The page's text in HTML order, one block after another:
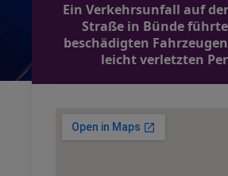
Ein Verkehrsunfall auf
Straße in Bünde
beschädigten
leicht verletzten